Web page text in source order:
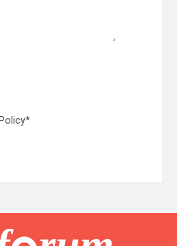
*